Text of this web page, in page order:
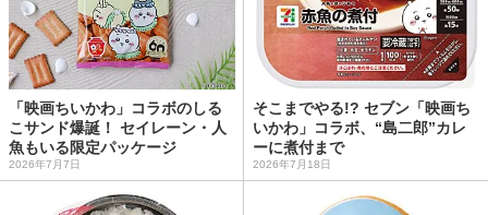
「映画ちいかわ」コラボのしる
こサンド爆誕！ セイレーン・人
魚もいる限定パッケージ
2026年7月7日
そこまでやる!? セブン「映画ち
いかわ」コラボ、“島二郎”カレ
ーに煮付まで
2026年7月18日